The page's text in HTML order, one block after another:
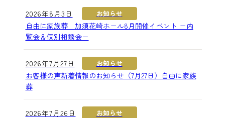
2026年8月3日 お知らせ
自由に家族葬 加須花崎ホール8月開催イベント ー内
覧会＆個別相談会ー
2026年7月27日 お知らせ
お客様の声新着情報のお知らせ（7月27日）自由に家族
葬
2026年7月26日 お知らせ